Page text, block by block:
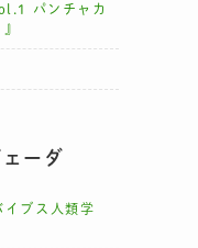
パンチャカ
』
ーダ
ブス人類学